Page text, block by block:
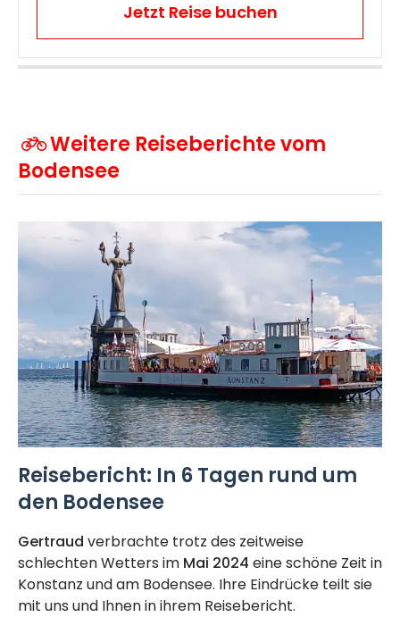
Jetzt Reise buchen
Weitere Reiseberichte vom
Bodensee
Reisebericht: In 6 Tagen rund um
den Bodensee
Gertraud verbrachte trotz des zeitweise
schlechten Wetters im Mai 2024 eine schöne Zeit in
Konstanz und am Bodensee. Ihre Eindrücke teilt sie
mit uns und Ihnen in ihrem Reisebericht.